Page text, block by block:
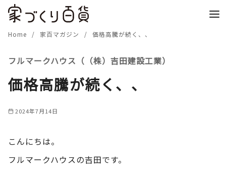
Home 家百マガジン 価格高騰が続く、、
フルマークハウス（（株）吉田建設工業）
価格高騰が続く、、
2024年7月14日
こんにちは。
フルマークハウスの吉田です。